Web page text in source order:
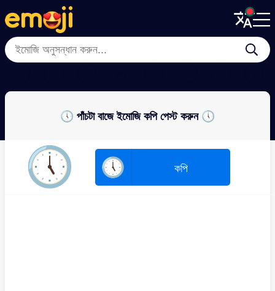
Menu
Close
Menu
Close
🕔 পাঁচটা বাজে ইমোজি কপি পেস্ট করুন 🕔
🕔 🕔 কপি